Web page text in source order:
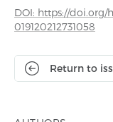
DOI: https://doi.org/
019120212731058
Return to